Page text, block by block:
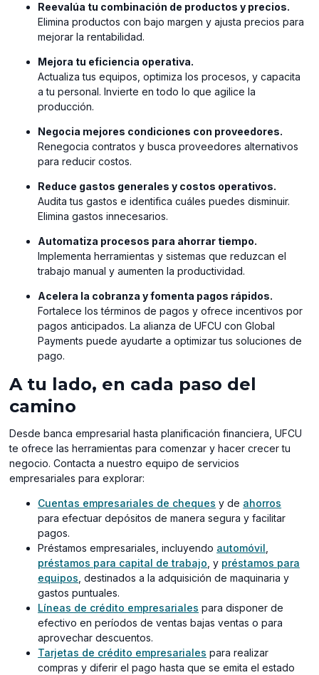
Reevalúa tu combinación de productos y precios.
Elimina productos con bajo margen y ajusta precios para
mejorar la rentabilidad.
Mejora tu eficiencia operativa.
Actualiza tus equipos, optimiza los procesos, y capacita
a tu personal. Invierte en todo lo que agilice la
producción.
Negocia mejores condiciones con proveedores.
Renegocia contratos y busca proveedores alternativos
para reducir costos.
Reduce gastos generales y costos operativos.
Audita tus gastos e identifica cuáles puedes disminuir.
Elimina gastos innecesarios.
Automatiza procesos para ahorrar tiempo.
Implementa herramientas y sistemas que reduzcan el
trabajo manual y aumenten la productividad.
Acelera la cobranza y fomenta pagos rápidos.
Fortalece los términos de pagos y ofrece incentivos por
pagos anticipados. La alianza de UFCU con Global
Payments puede ayudarte a optimizar tus soluciones de
pago.
A tu lado, en cada paso del
camino
Desde banca empresarial hasta planificación financiera, UFCU
te ofrece las herramientas para comenzar y hacer crecer tu
negocio. Contacta a nuestro equipo de servicios
empresariales para explorar:
Cuentas empresariales de cheques y de ahorros
para efectuar depósitos de manera segura y facilitar
pagos.
Préstamos empresariales, incluyendo automóvil
préstamos para capital de trabajo , y préstamos para
equipos , destinados a la adquisición de maquinaria y
gastos puntuales.
Líneas de crédito empresariales para disponer de
efectivo en períodos de ventas bajas ventas o para
aprovechar descuentos.
Tarjetas de crédito empresariales para realizar
compras y diferir el pago hasta que se emita el estado